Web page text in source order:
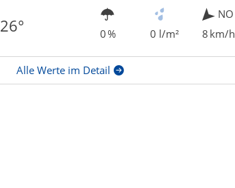
26° 0 % 0 l/m²
NO
8 km/h
Alle Werte im Detail